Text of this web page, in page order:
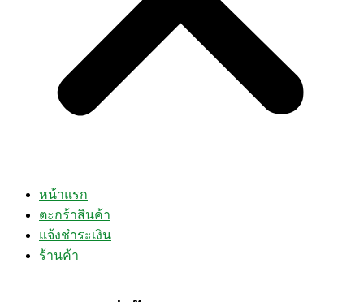
หน้าแรก
ตะกร้าสินค้า
แจ้งชำระเงิน
ร้านค้า